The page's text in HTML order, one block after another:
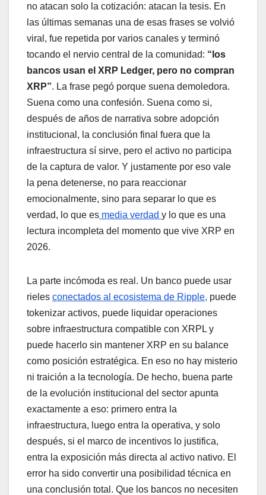
no atacan solo la cotización: atacan la tesis. En
las últimas semanas una de esas frases se volvió
viral, fue repetida por varios canales y terminó
tocando el nervio central de la comunidad: “los
bancos usan el XRP Ledger, pero no compran
XRP”. La frase pegó porque suena demoledora.
Suena como una confesión. Suena como si,
después de años de narrativa sobre adopción
institucional, la conclusión final fuera que la
infraestructura sí sirve, pero el activo no participa
de la captura de valor. Y justamente por eso vale
la pena detenerse, no para reaccionar
emocionalmente, sino para separar lo que es
verdad, lo que es media verdad y lo que es una
lectura incompleta del momento que vive XRP en
2026.
La parte incómoda es real. Un banco puede usar
rieles conectados al ecosistema de Ripple, puede
tokenizar activos, puede liquidar operaciones
sobre infraestructura compatible con XRPL y
puede hacerlo sin mantener XRP en su balance
como posición estratégica. En eso no hay misterio
ni traición a la tecnología. De hecho, buena parte
de la evolución institucional del sector apunta
exactamente a eso: primero entra la
infraestructura, luego entra la operativa, y solo
después, si el marco de incentivos lo justifica,
entra la exposición más directa al activo nativo. El
error ha sido convertir una posibilidad técnica en
una conclusión total. Que los bancos no necesiten